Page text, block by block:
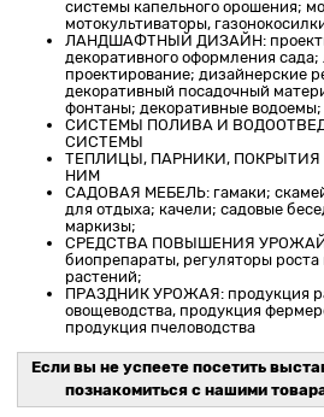
системы капельного орошения;
мотокультиваторы,
ЛАНДШАФТНЫЙ ДИЗАЙН: проекты
декоративного оформления
проектирование; дизайнерские
декоративный посадочный
фонтаны; декоративные
СИСТЕМЫ ПОЛИВА И
СИСТЕМЫ
ТЕПЛИЦЫ, ПАРНИКИ,
НИМ
САДОВАЯ МЕБЕЛЬ: гамаки;
для отдыха; качели; садовые
маркизы;
СРЕДСТВА ПОВЫШЕНИЯ
биопрепараты, регуляторы
растений;
ПРАЗДНИК УРОЖАЯ: продукция
овощеводства, продукция
продукция пчеловодства
Если вы не успеете посетить
познакомиться с нашими